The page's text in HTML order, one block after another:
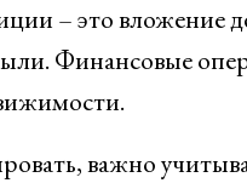
– это вложение
Финансовые
важно